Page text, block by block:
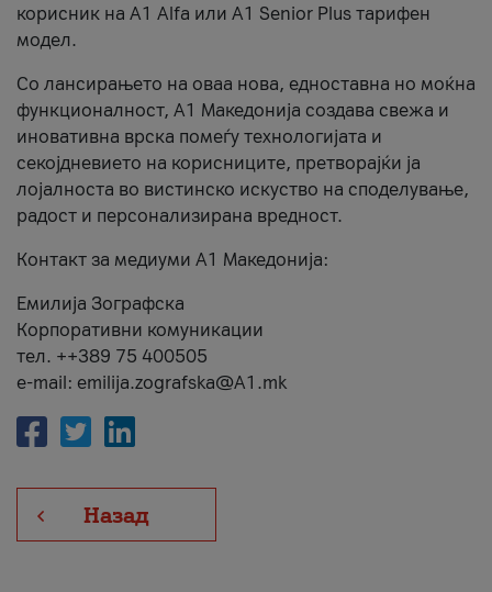
корисник на А1 Alfa или A1 Senior Plus тарифен
модел.
Со лансирањето на оваа нова, едноставна но моќна
функционалност, А1 Македонија создава свежа и
иновативна врска помеѓу технологијата и
секојдневието на корисниците, претворајќи ја
лојалноста во вистинско искуство на споделување,
радост и персонализирана вредност.
Контакт за медиуми А1 Македонија:
Емилија Зографска
Корпоративни комуникации
тел. ++389 75 400505
e-mail: emilija.zografska@A1.mk
Назад